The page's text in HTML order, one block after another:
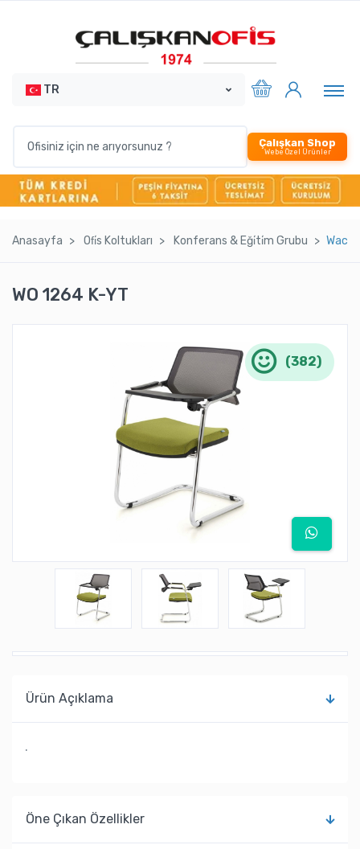
TR
Çalışkan Shop
Webe Özel Ürünler
Anasayfa Ofi̇s Koltukları Konferans & Eği̇ti̇m Grubu Waco
WO 1264 K-YT
(382)
Ürün Açıklama
.
Öne Çıkan Özellikler